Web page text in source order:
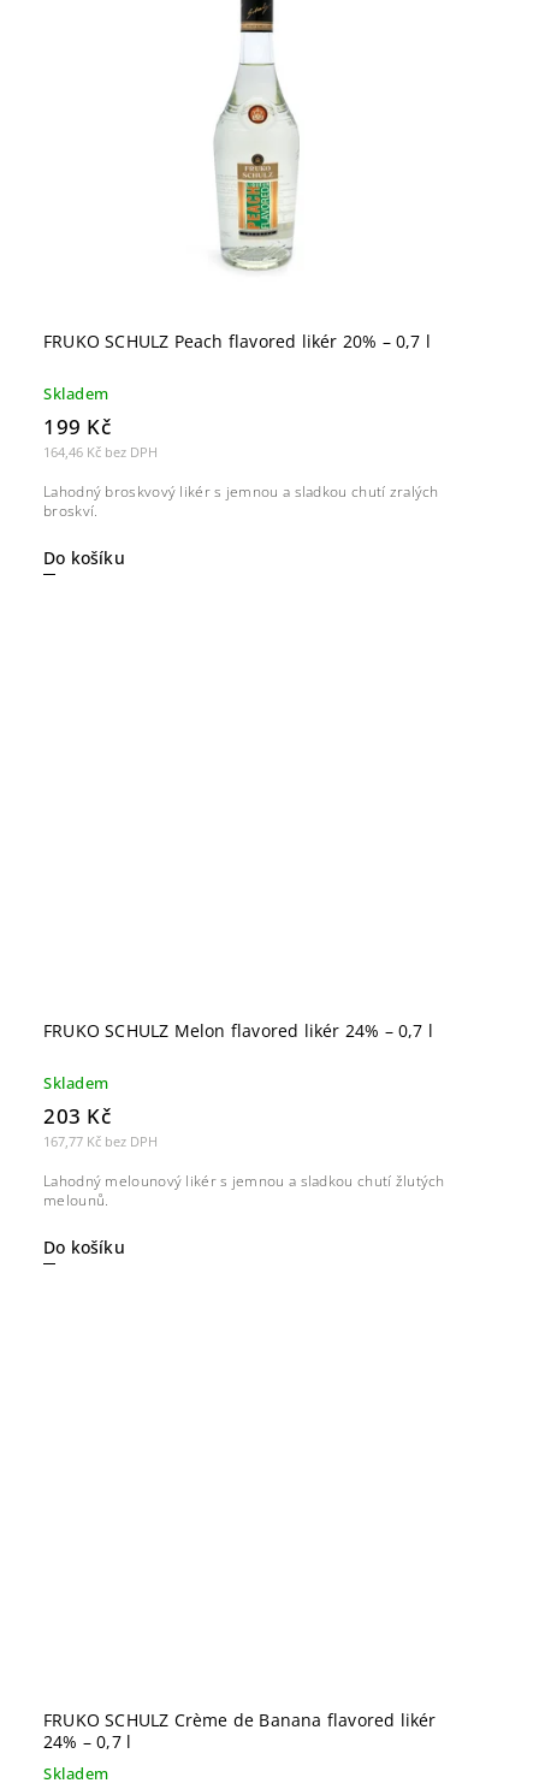
FRUKO SCHULZ Peach flavored likér 20% – 0,7 l
Skladem
164,46 Kč bez DPH
199 Kč
Do košíku
Lahodný broskvový likér s jemnou a sladkou chutí zralých
broskví.
FRUKO SCHULZ Melon flavored likér 24% – 0,7 l
Skladem
167,77 Kč bez DPH
203 Kč
Do košíku
Lahodný melounový likér s jemnou a sladkou chutí žlutých
melounů.
FRUKO SCHULZ Crème de Banana flavored likér
24% – 0,7 l
Skladem